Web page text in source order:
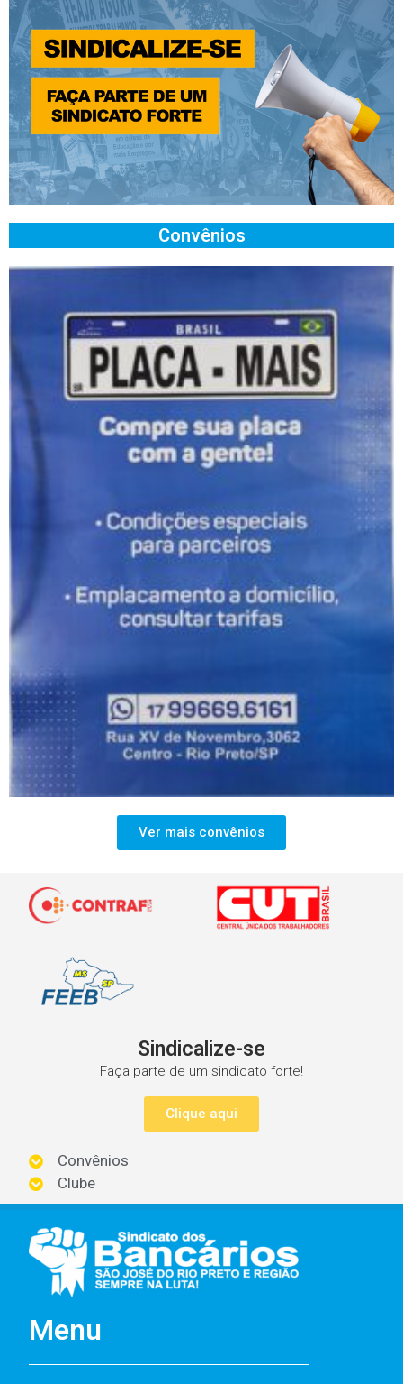
Convênios
Ver mais convênios
Sindicalize-se
Faça parte de um sindicato forte!
Clique aqui
Convênios
Clube
Menu